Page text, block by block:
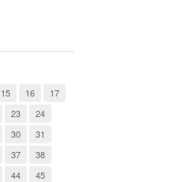
15 16
17
23
24
30
31
37
38
44 45